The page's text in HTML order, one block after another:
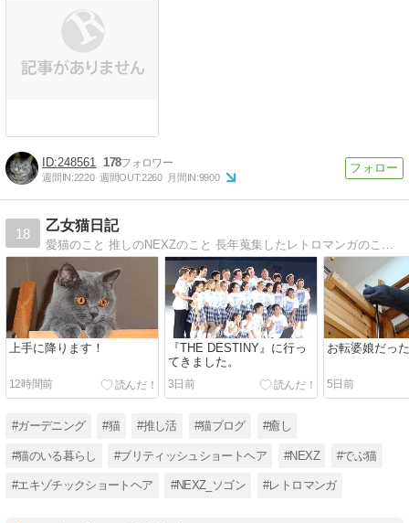
248561 178
週間IN:2220 週間OUT:2260 月間IN:9900
18
乙女猫日記
上手に降ります！
12時間前
『THE DESTINY』に行っ
てきました。
3日前
お転婆娘だっ
5日前
#ガーデニング #猫 #推し活 #猫ブログ #癒し
#猫のいる暮らし #ブリティッシュショートヘア #NEXZ #でぶ猫
#エキゾチックショートヘア #NEXZ_ソゴン #レトロマンガ